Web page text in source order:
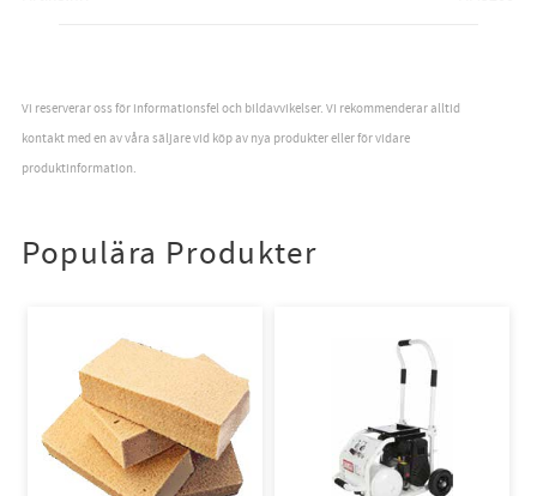
Vi reserverar oss för informationsfel och bildavvikelser. Vi rekommenderar alltid
kontakt med en av våra säljare vid köp av nya produkter eller för vidare
produktinformation.
Populära Produkter